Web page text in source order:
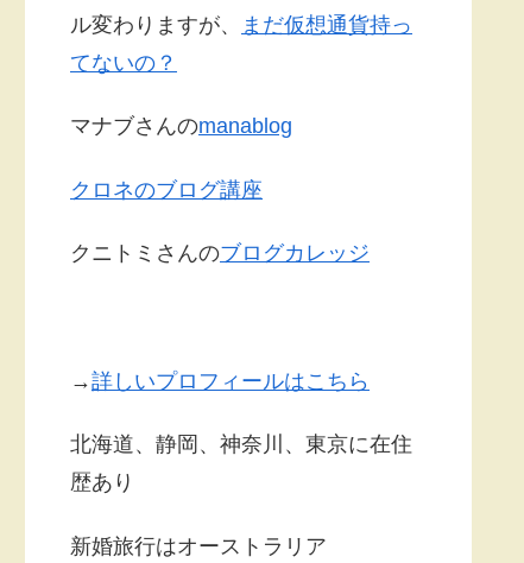
ル変わりますが、
まだ仮想通貨持っ
てないの？
マナブさんのmanablog
クロネのブログ講座
クニトミさんのブログカレッジ
→詳しいプロフィールはこちら
北海道、静岡、神奈川、東京に在住
歴あり
新婚旅行はオーストラリア